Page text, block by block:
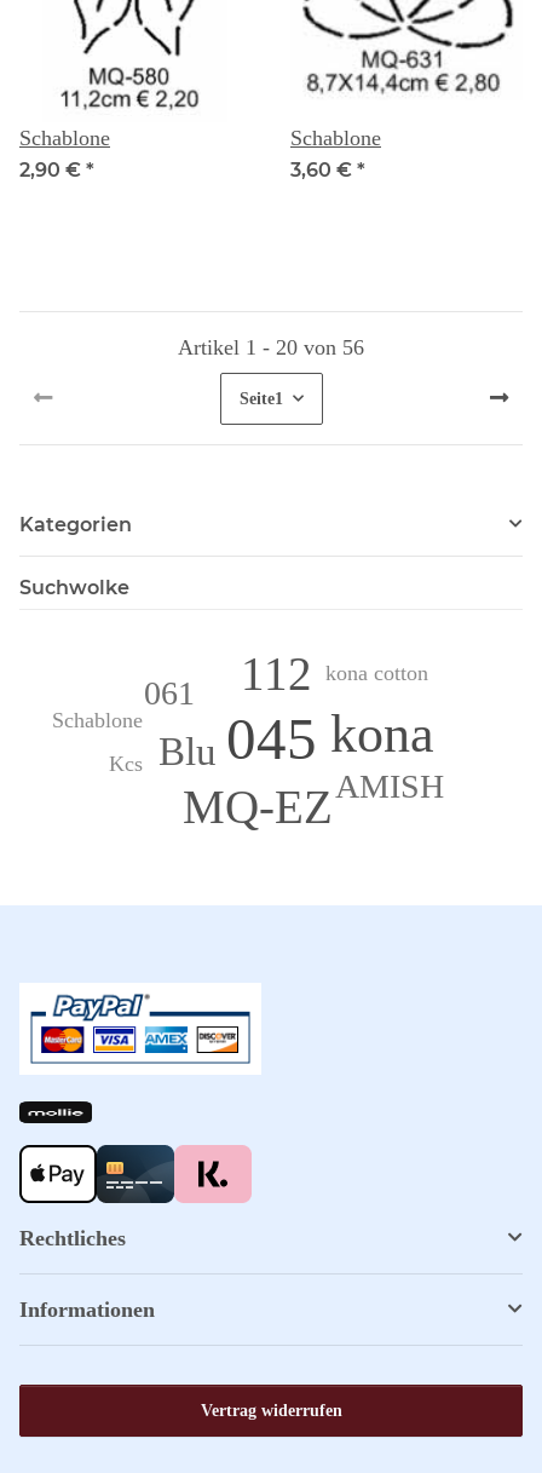
Schablone
2,90 € *
Schablone
3,60 € *
Artikel 1 - 20 von 56
Seite1
Kategorien
Suchwolke
045 kona
MQ-EZ
112
Blu
AMISH
061
Kcs
Schablone
kona cotton
Rechtliches
Informationen
Vertrag widerrufen